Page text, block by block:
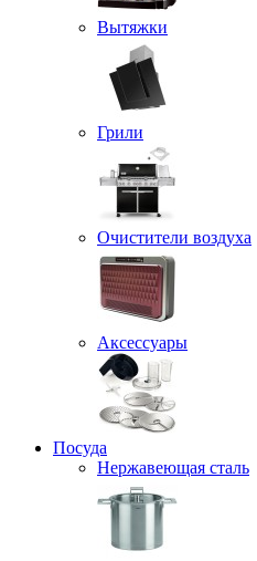
Вытяжки
Грили
Очистители воздуха
Аксессуары
Посуда
Нержавеющая сталь